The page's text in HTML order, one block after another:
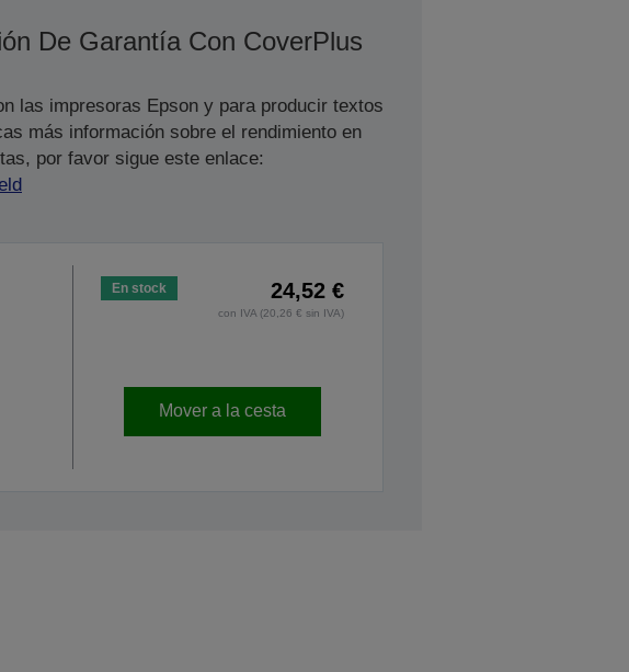
De Garantía Con CoverPlus
las impresoras Epson y para producir textos
más información sobre el rendimiento en
por favor sigue este enlace:
En stock 24,52 €
con IVA (20,26 € sin IVA)
Mover a la cesta